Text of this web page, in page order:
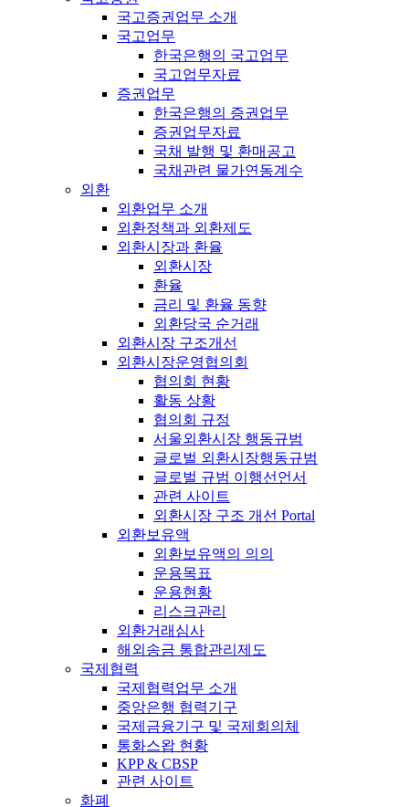
국고증권업무 소개
국고업무
한국은행의 국고업무
국고업무자료
증권업무
한국은행의 증권업무
증권업무자료
국채 발행 및 환매공고
국채관련 물가연동계수
외환
외환업무 소개
외환정책과 외환제도
외환시장과 환율
외환시장
환율
금리 및 환율 동향
외환당국 순거래
외환시장 구조개선
외환시장운영협의회
협의회 현황
활동 상황
협의회 규정
서울외환시장 행동규범
글로벌 외환시장행동규범
글로벌 규범 이행선언서
관련 사이트
외환시장 구조 개선 Portal
외환보유액
외환보유액의 의의
운용목표
운용현황
리스크관리
외환거래심사
해외송금 통합관리제도
국제협력
국제협력업무 소개
중앙은행 협력기구
국제금융기구 및 국제회의체
통화스왑 현황
KPP & CBSP
관련 사이트
화폐